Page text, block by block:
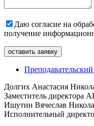
Даю согласие на
получение
Преподавательский
Долгих Анастасия
Заместитель
Ишутин Вячеслав
Исполнительный